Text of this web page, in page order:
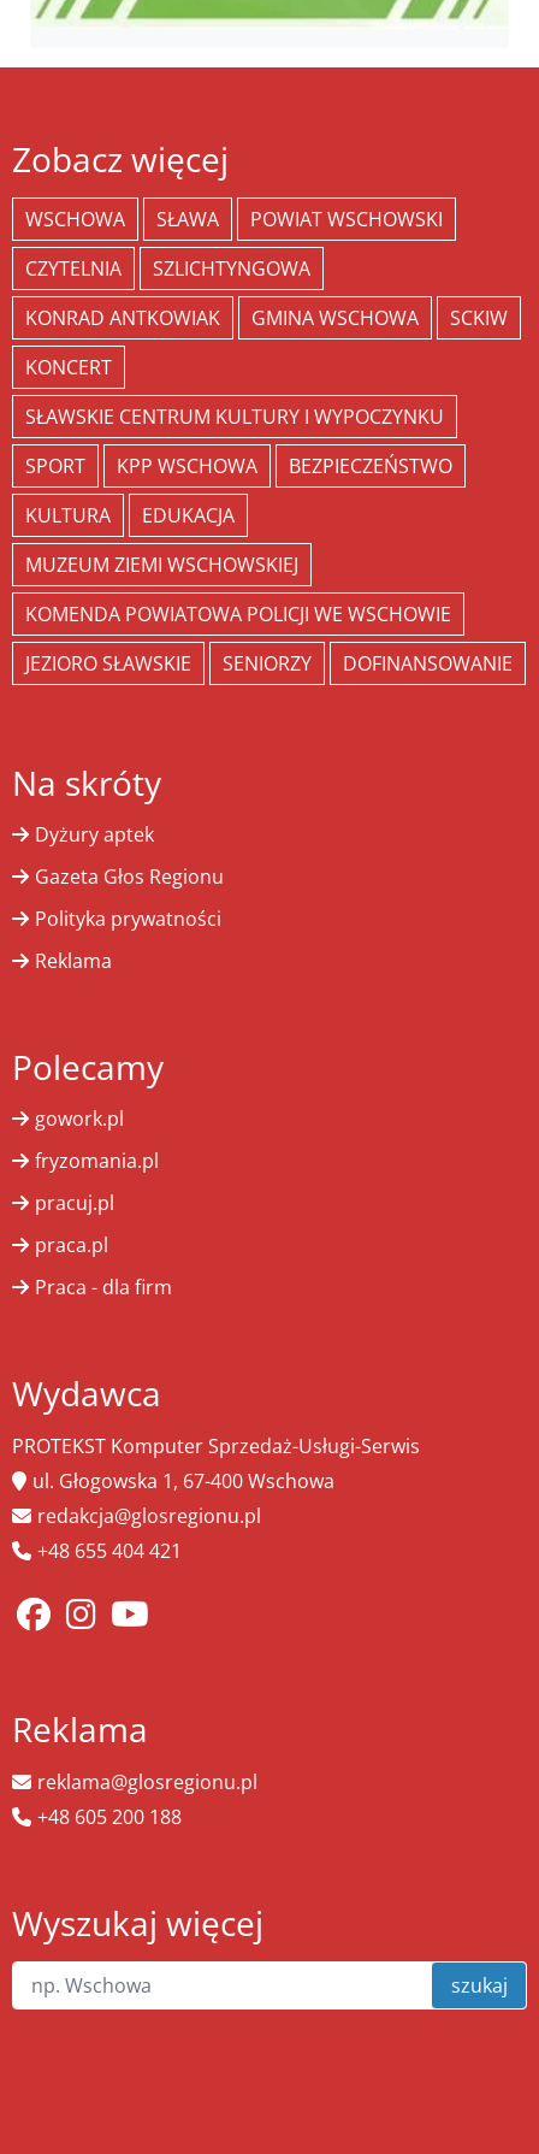
Zobacz więcej
WSCHOWA SŁAWA
POWIAT WSCHOWSKI
CZYTELNIA
SZLICHTYNGOWA
KONRAD ANTKOWIAK
GMINA WSCHOWA
SCKIW
KONCERT
SŁAWSKIE CENTRUM KULTURY I WYPOCZYNKU
SPORT
KPP WSCHOWA
BEZPIECZEŃSTWO
KULTURA
EDUKACJA
MUZEUM ZIEMI WSCHOWSKIEJ
KOMENDA POWIATOWA POLICJI WE WSCHOWIE
JEZIORO SŁAWSKIE
SENIORZY DOFINANSOWANIE
Na skróty
Dyżury aptek
Gazeta Głos Regionu
Polityka prywatności
Reklama
Polecamy
gowork.pl
fryzomania.pl
pracuj.pl
praca.pl
Praca - dla firm
Wydawca
PROTEKST Komputer Sprzedaż-Usługi-Serwis
ul. Głogowska 1, 67-400 Wschowa
redakcja@glosregionu.pl
+48 655 404 421
Reklama
reklama@glosregionu.pl
+48 605 200 188
Wyszukaj więcej
szukaj